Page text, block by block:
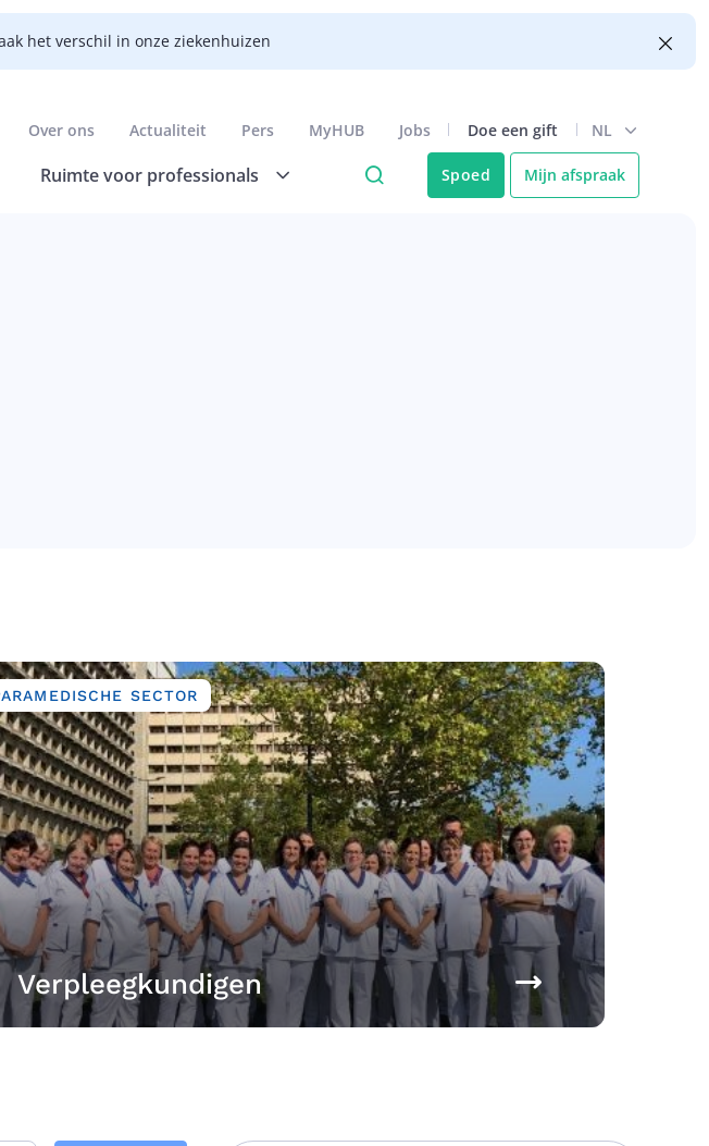
het verschil in onze ziekenhuizen
Over ons Actualiteit Pers MyHUB Jobs Doe een gift NL
Ruimte voor professionals Spoed Mijn afspraak
SECTOR
Verpleegkundigen